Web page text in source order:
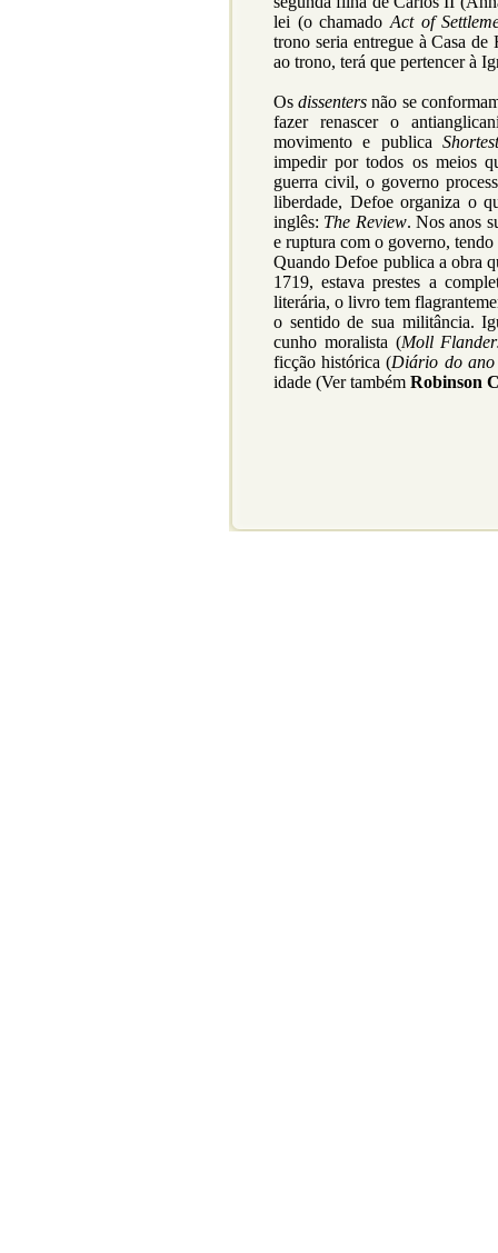
lei (o chamado Act of
trono seria entregue à Casa
ao trono, terá que pertencer à
Osdissenters não se
fazer renascer o
movimento e publica
impedir por todos os meios
guerra civil, o governo
liberdade, Defoe organiza o
inglês: The Review. Nos anos
e ruptura com o governo,
Quando Defoe publica a obra
1719, estava prestes a
literária, o livro tem
o sentido de sua militância.
cunho moralista (Moll
ficção histórica (Diário do ano
idade (Ver também Robinson